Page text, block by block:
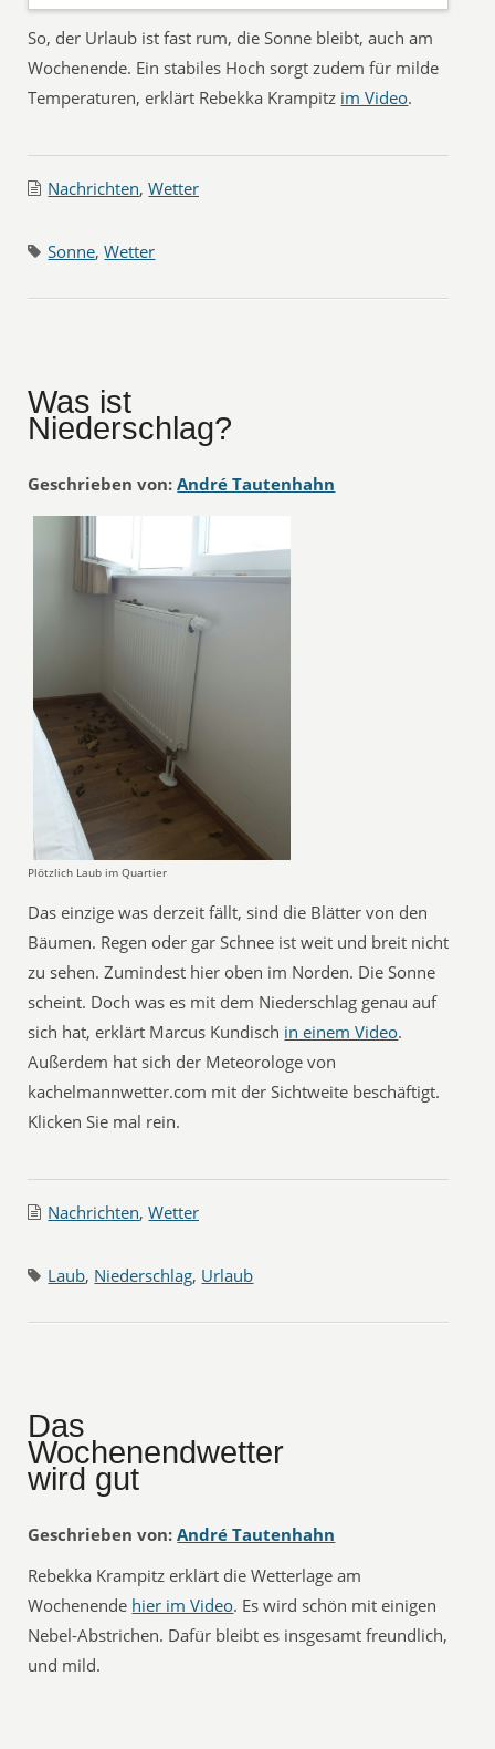
So, der Urlaub ist fast rum, die Sonne bleibt, auch am
Wochenende. Ein stabiles Hoch sorgt zudem für milde
Temperaturen, erklärt Rebekka Krampitz im Video.
Nachrichten,Wetter
Sonne,Wetter
Was ist
Niederschlag?
Geschrieben von: André Tautenhahn
Plötzlich Laub im Quartier
Das einzige was derzeit fällt, sind die Blätter von den
Bäumen. Regen oder gar Schnee ist weit und breit nicht
zu sehen. Zumindest hier oben im Norden. Die Sonne
scheint. Doch was es mit dem Niederschlag genau auf
sich hat, erklärt Marcus Kundisch in einem Video.
Außerdem hat sich der Meteorologe von
kachelmannwetter.com mit der Sichtweite beschäftigt.
Klicken Sie mal rein.
Nachrichten,Wetter
Laub, Niederschlag, Urlaub
Das
Wochenendwetter
wird gut
Geschrieben von: André Tautenhahn
Rebekka Krampitz erklärt die Wetterlage am
Wochenende hier im Video. Es wird schön mit einigen
Nebel-Abstrichen. Dafür bleibt es insgesamt freundlich,
und mild.